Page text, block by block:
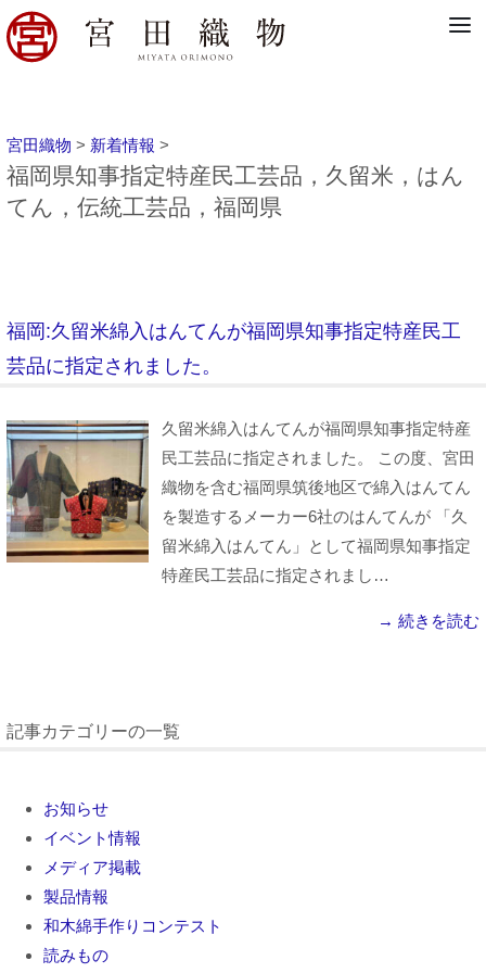
宮田織物 > 新着情報 >
福岡県知事指定特産民工芸品，久留米，はん
てん，伝統工芸品，福岡県
福岡:久留米綿入はんてんが福岡県知事指定特産民工
芸品に指定されました。
久留米綿入はんてんが福岡県知事指定特産
民工芸品に指定されました。 この度、宮田
織物を含む福岡県筑後地区で綿入はんてん
を製造するメーカー6社のはんてんが 「久
留米綿入はんてん」として福岡県知事指定
特産民工芸品に指定されまし…
→ 続きを読む
記事カテゴリーの一覧
お知らせ
イベント情報
メディア掲載
製品情報
和木綿手作りコンテスト
読みもの